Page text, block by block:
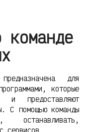
команде
для
которые
предоставляют
С помощью команды